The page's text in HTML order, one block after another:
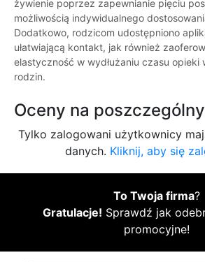
żywienie poprzez zapewnianie pięciu
możliwością indywidualnego
Dodatkowo, rodzicom udostępniono
ułatwiającą kontakt, jak również
elastyczność w wydłużaniu czasu opieki
rodzin.
Oceny na
Tylko zalogowani użytkownicy
danych. Kliknij, aby się
To Twoja firma?
Gratulacje! Sprawdź jak
promocyjne!